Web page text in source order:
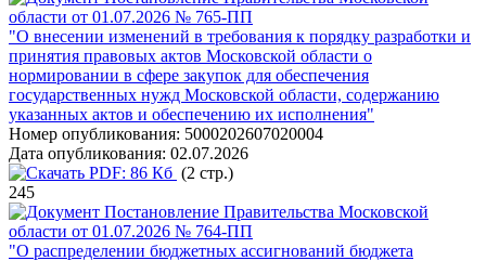
области от 01.07.2026 № 765-ПП
"О внесении изменений в требования к порядку разработки и
принятия правовых актов Московской области о
нормировании в сфере закупок для обеспечения
государственных нужд Московской области, содержанию
указанных актов и обеспечению их исполнения"
Номер опубликования: 5000202607020004
Дата опубликования: 02.07.2026
PDF: 86 Кб (2 стр.)
245
Постановление Правительства Московской
области от 01.07.2026 № 764-ПП
"О распределении бюджетных ассигнований бюджета